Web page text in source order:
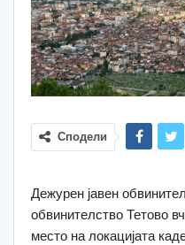
Сподели
Дежурен јавен
обвинителство Тетово
место на локацијата